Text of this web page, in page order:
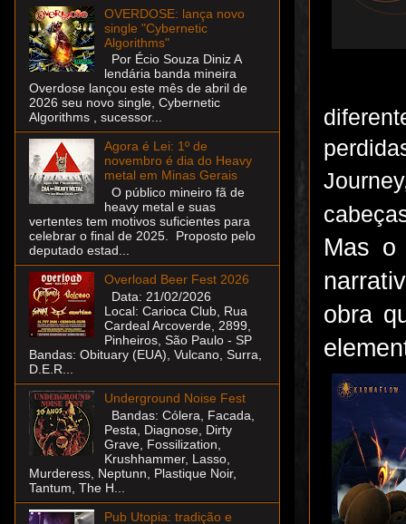
Mas o
obra
OVERDOSE: lança novo
single "Cybernetic
Algorithms"
Por Écio Souza Diniz A
lendária banda mineira
Overdose lançou este mês de abril de
2026 seu novo single, Cybernetic
Algorithms , sucessor...
Agora é Lei: 1º de
novembro é dia do Heavy
metal em Minas Gerais
O público mineiro fã de
heavy metal e suas
vertentes tem motivos suficientes para
celebrar o final de 2025. Proposto pelo
deputado estad...
Overload Beer Fest 2026
Data: 21/02/2026
Local: Carioca Club, Rua
Cardeal Arcoverde, 2899,
Pinheiros, São Paulo - SP
Bandas: Obituary (EUA), Vulcano, Surra,
D.E.R...
Underground Noise Fest
Bandas: Cólera, Facada,
Pesta, Diagnose, Dirty
Grave, Fossilization,
Krushhammer, Lasso,
Murderess, Neptunn, Plastique Noir,
Tantum, The H...
Pub Utopia: tradição e